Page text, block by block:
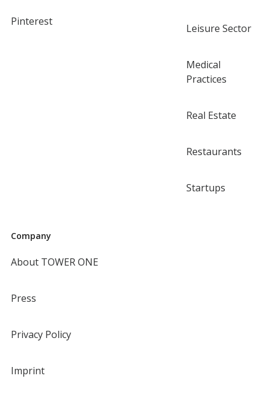
Pinterest
Leisure Sector
Medical
Practices
Real Estate
Restaurants
Startups
Company
About TOWER ONE
Press
Privacy Policy
Imprint